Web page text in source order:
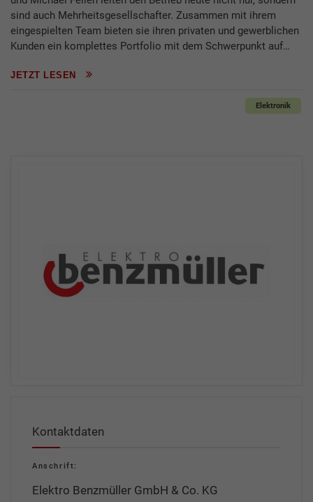
sind auch Mehrheitsgesellschafter. Zusammen mit ihrem
eingespielten Team bieten sie ihren privaten und gewerblichen
Kunden ein komplettes Portfolio mit dem Schwerpunkt auf…
JETZT LESEN
Elektronik
Kontaktdaten
Anschrift:
Elektro Benzmüller GmbH & Co. KG